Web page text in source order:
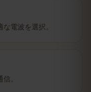
電波を選択。
。